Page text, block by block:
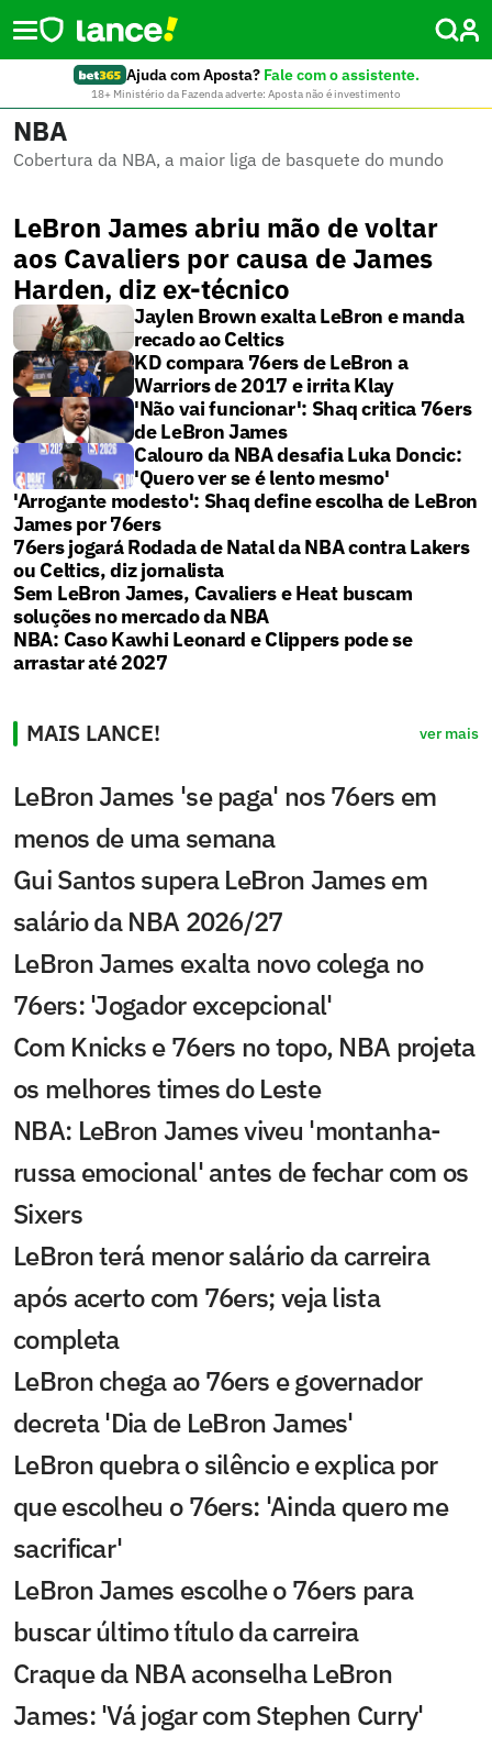
Ajuda com Aposta? Fale com o assistente.
18+ Ministério da Fazenda adverte: Aposta não é investimento
NBA
Cobertura da NBA, a maior liga de basquete do mundo
LeBron James abriu mão de voltar
aos Cavaliers por causa de James
Harden, diz ex-técnico
Jaylen Brown exalta LeBron e manda
recado ao Celtics
KD compara 76ers de LeBron a
Warriors de 2017 e irrita Klay
'Não vai funcionar': Shaq critica 76ers
de LeBron James
Calouro da NBA desafia Luka Doncic:
'Quero ver se é lento mesmo'
'Arrogante modesto': Shaq define escolha de LeBron
James por 76ers
76ers jogará Rodada de Natal da NBA contra Lakers
ou Celtics, diz jornalista
Sem LeBron James, Cavaliers e Heat buscam
soluções no mercado da NBA
NBA: Caso Kawhi Leonard e Clippers pode se
arrastar até 2027
MAIS LANCE! ver mais
LeBron James 'se paga' nos 76ers em
menos de uma semana
Gui Santos supera LeBron James em
salário da NBA 2026/27
LeBron James exalta novo colega no
76ers: 'Jogador excepcional'
Com Knicks e 76ers no topo, NBA projeta
os melhores times do Leste
NBA: LeBron James viveu 'montanha-
russa emocional' antes de fechar com os
Sixers
LeBron terá menor salário da carreira
após acerto com 76ers; veja lista
completa
LeBron chega ao 76ers e governador
decreta 'Dia de LeBron James'
LeBron quebra o silêncio e explica por
que escolheu o 76ers: 'Ainda quero me
sacrificar'
LeBron James escolhe o 76ers para
buscar último título da carreira
Craque da NBA aconselha LeBron
James: 'Vá jogar com Stephen Curry'